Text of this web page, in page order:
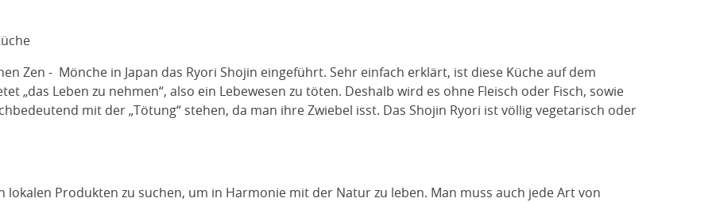
Zen - Mönche in Japan das Ryori Shojin eingeführt. Sehr einfach erklärt, ist diese Küche auf dem
„das Leben zu nehmen“, also ein Lebewesen zu töten. Deshalb wird es ohne Fleisch oder Fisch, sowie
mit der „Tötung“ stehen, da man ihre Zwiebel isst. Das Shojin Ryori ist völlig vegetarisch oder
lokalen Produkten zu suchen, um in Harmonie mit der Natur zu leben. Man muss auch jede Art von